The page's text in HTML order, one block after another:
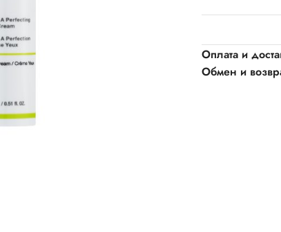
Оплата и
Обмен и